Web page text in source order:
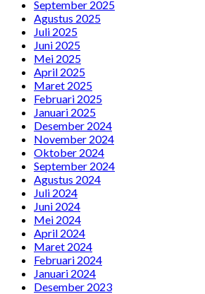
September 2025
Agustus 2025
Juli 2025
Juni 2025
Mei 2025
April 2025
Maret 2025
Februari 2025
Januari 2025
Desember 2024
November 2024
Oktober 2024
September 2024
Agustus 2024
Juli 2024
Juni 2024
Mei 2024
April 2024
Maret 2024
Februari 2024
Januari 2024
Desember 2023